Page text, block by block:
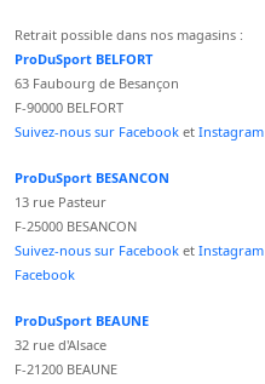
Retrait possible dans nos magasins :
ProDuSport BELFORT
63 Faubourg de Besançon
F-90000 BELFORT
Suivez-nous sur Facebook et Instagram
ProDuSport BESANCON
13 rue Pasteur
F-25000 BESANCON
Suivez-nous sur Facebook et Instagram
Facebook
ProDuSport BEAUNE
32 rue d'Alsace
F-21200 BEAUNE